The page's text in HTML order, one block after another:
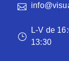
L-V de
13:30